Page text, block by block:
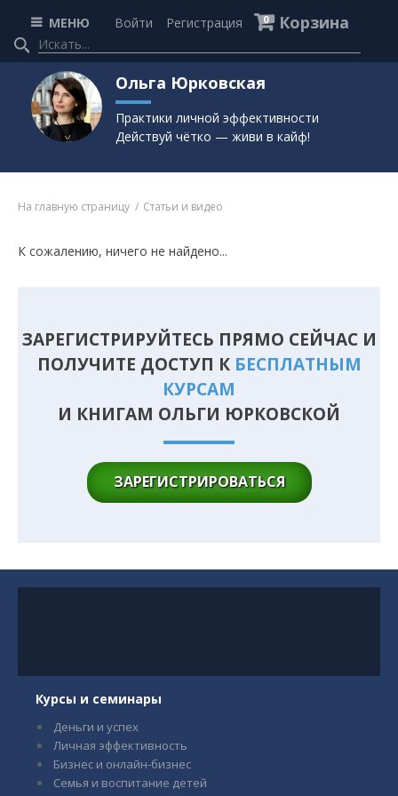
МЕНЮ Войти Регистрация 0 Корзина
Ольга Юрковская
Практики личной эффективности
Действуй чётко — живи в кайф!
На главную страницу Статьи и видео
К сожалению, ничего не найдено...
ЗАРЕГИСТРИРУЙТЕСЬ ПРЯМО СЕЙЧАС И
ПОЛУЧИТЕ ДОСТУП К БЕСПЛАТНЫМ
КУРСАМ
И КНИГАМ ОЛЬГИ ЮРКОВСКОЙ
ЗАРЕГИСТРИРОВАТЬСЯ
Курсы и семинары
Деньги и успех
Личная эффективность
Бизнес и онлайн-бизнес
Семья и воспитание детей